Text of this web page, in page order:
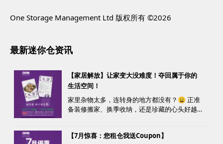
One Storage Management Ltd 版权所有 ©2026
最新迷你仓资讯
【家居解放】让家变大没难度！夺回属于你的
生活空间！
家里杂物太多，连转身的地方都没有？😩 正准
备装修搬家、换季收纳，还是珍藏的心头好越
【7月惊喜：您租仓我送Coupon】